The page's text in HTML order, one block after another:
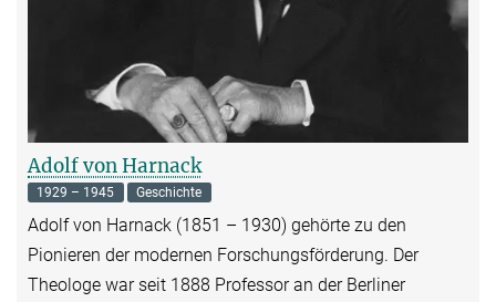
Adolf von Harnack
1929 – 1945 Geschichte
Adolf von Harnack (1851 – 1930) gehörte zu den
Pionieren der modernen Forschungsförderung. Der
Theologe war seit 1888 Professor an der Berliner